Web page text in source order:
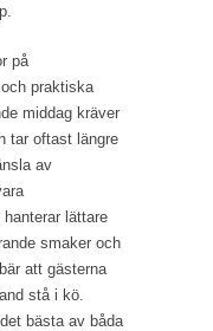
på
praktiska
middag kräver
tar oftast längre
av
lättare
smaker och
att gästerna
stå i kö.
bästa av båda